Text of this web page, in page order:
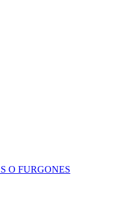
O FURGONES